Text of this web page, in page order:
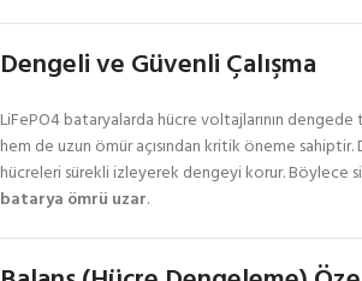
Dengeli ve Güvenli Çalışma
LiFePO4 bataryalarda hücre voltajlarının dengede
hem de uzun ömür açısından kritik öneme sahiptir.
hücreleri sürekli izleyerek dengeyi korur. Böylece
batarya ömrü uzar.